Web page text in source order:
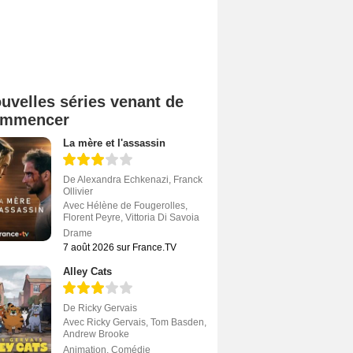
séries venant de
La mère et l'assassin
De Alexandra Echkenazi, Franck
Ollivier
Avec Hélène de Fougerolles,
Florent Peyre, Vittoria Di Savoia
Drame
7 août 2026 sur France.TV
Alley Cats
De Ricky Gervais
Avec Ricky Gervais, Tom Basden,
Andrew Brooke
Animation, Comédie